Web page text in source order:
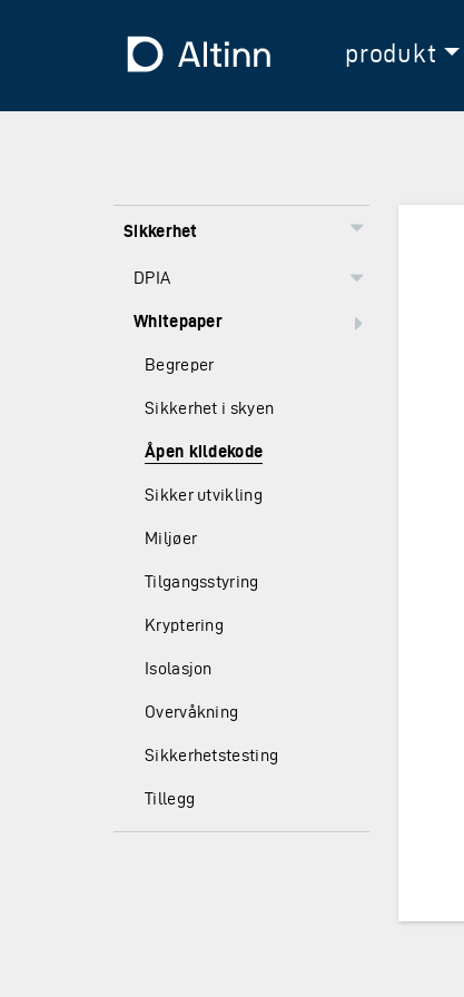
Til forsidenprodukt
Sikkerhet
DPIA
Whitepaper
Begreper
Sikkerhet i skyen
Åpen kildekode
Sikker utvikling
Miljøer
Tilgangsstyring
Kryptering
Isolasjon
Overvåkning
Sikkerhetstesting
Tillegg